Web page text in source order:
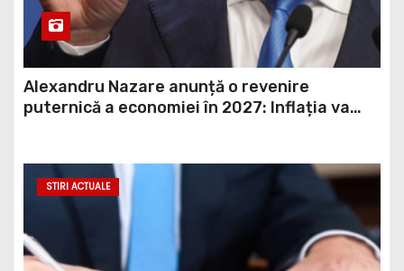
Alexandru Nazare anunță o revenire
puternică a economiei în 2027: Inflația va
STIRI ACTUALE